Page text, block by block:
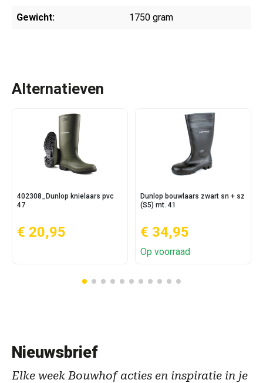
Gewicht: 1750 gram
Alternatieven
402308_Dunlop knielaars pvc
47
€ 20,95
Dunlop bouwlaars zwart sn + sz
(S5) mt. 41
€ 34,95
Op voorraad
Nieuwsbrief
Elke week Bouwhof acties en inspiratie in je